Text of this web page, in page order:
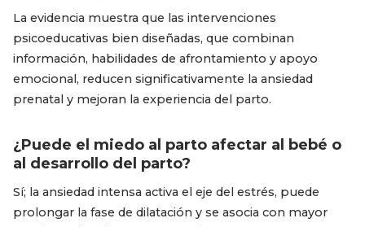
La evidencia muestra que las intervenciones
psicoeducativas bien diseñadas, que combinan
información, habilidades de afrontamiento y apoyo
emocional, reducen significativamente la ansiedad
prenatal y mejoran la experiencia del parto.
¿Puede el miedo al parto afectar al bebé o
al desarrollo del parto?
Sí; la ansiedad intensa activa el eje del estrés, puede
prolongar la fase de dilatación y se asocia con mayor